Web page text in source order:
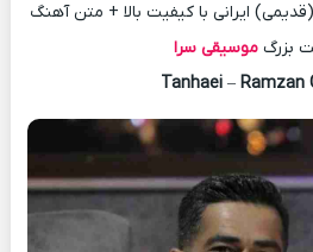
ایرانی با کیفیت بالا + متن آهنگ
بزرگ موسیقی سرا
Tanhaei– Ramzan